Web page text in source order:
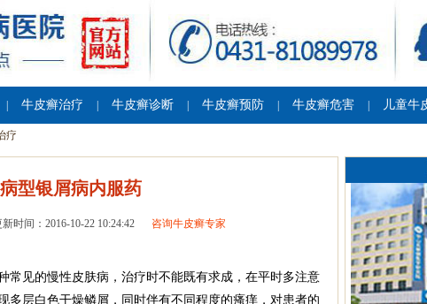
牛皮癣治疗 牛皮癣诊断 牛皮癣预防 牛皮癣危害 儿童牛
疗
型银屑病内服药
新时间：2016-10-22 10:24:42 咨询牛皮癣专家
见的慢性皮肤病，治疗时不能既有求成，在平时多注意
多层白色干燥鳞屑，同时伴有不同程度的瘙痒，对患者的